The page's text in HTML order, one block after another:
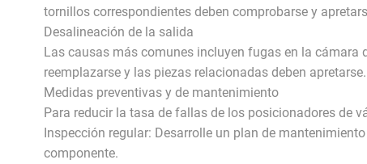
tornillos correspondientes deben comprobarse y
Desalineación de la salida
Las causas más comunes incluyen fugas en la cámara
reemplazarse y las piezas relacionadas deben apretarse.
Medidas preventivas y de mantenimiento
Para reducir la tasa de fallas de los posicionadores de
Inspección regular: Desarrolle un plan de
componente.